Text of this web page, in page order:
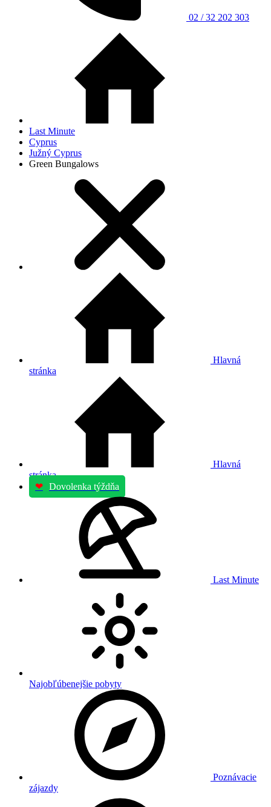
02 / 32 202 303
Last Minute
Cyprus
Južný Cyprus
Green Bungalows
Hlavná
stránka
Hlavná
stránka
❤ Dovolenka týždňa
Last Minute
Najobľúbenejšie pobyty
Poznávacie
zájazdy